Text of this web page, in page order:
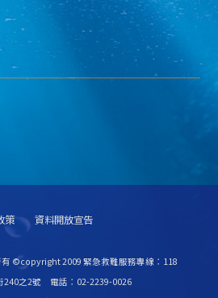
策 資料開放宣告
©copyright 2009 緊急救難服務專線：118
240之2號 電話：02-2239-0026